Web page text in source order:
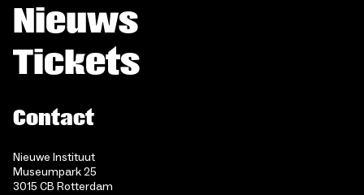
Nieuws
Tickets
Contact
Nieuwe Instituut
Museumpark 25
3015 CB Rotterdam